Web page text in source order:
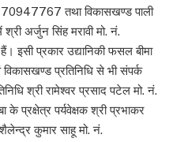
तथा विकासखण्ड पाली
अर्जुन सिंह मरावी मो. नं.
प्रकार उद्यानिकी फसल बीमा
विकासखण्ड प्रतिनिधि से भी संपर्क
श्री रामेश्वर प्रसाद पटेल मो. नं.
प्रक्षेत्र पर्यवेक्षक श्री प्रभाकर
कुमार साहू मो. नं.